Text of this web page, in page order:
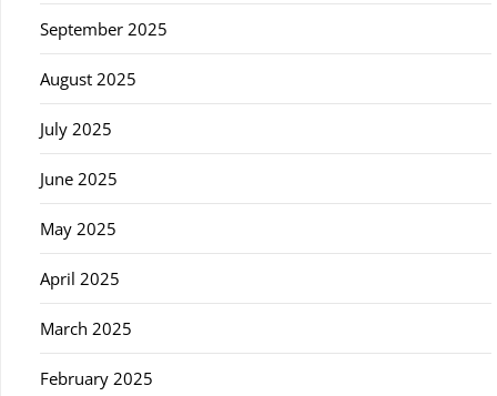
September 2025
August 2025
July 2025
June 2025
May 2025
April 2025
March 2025
February 2025